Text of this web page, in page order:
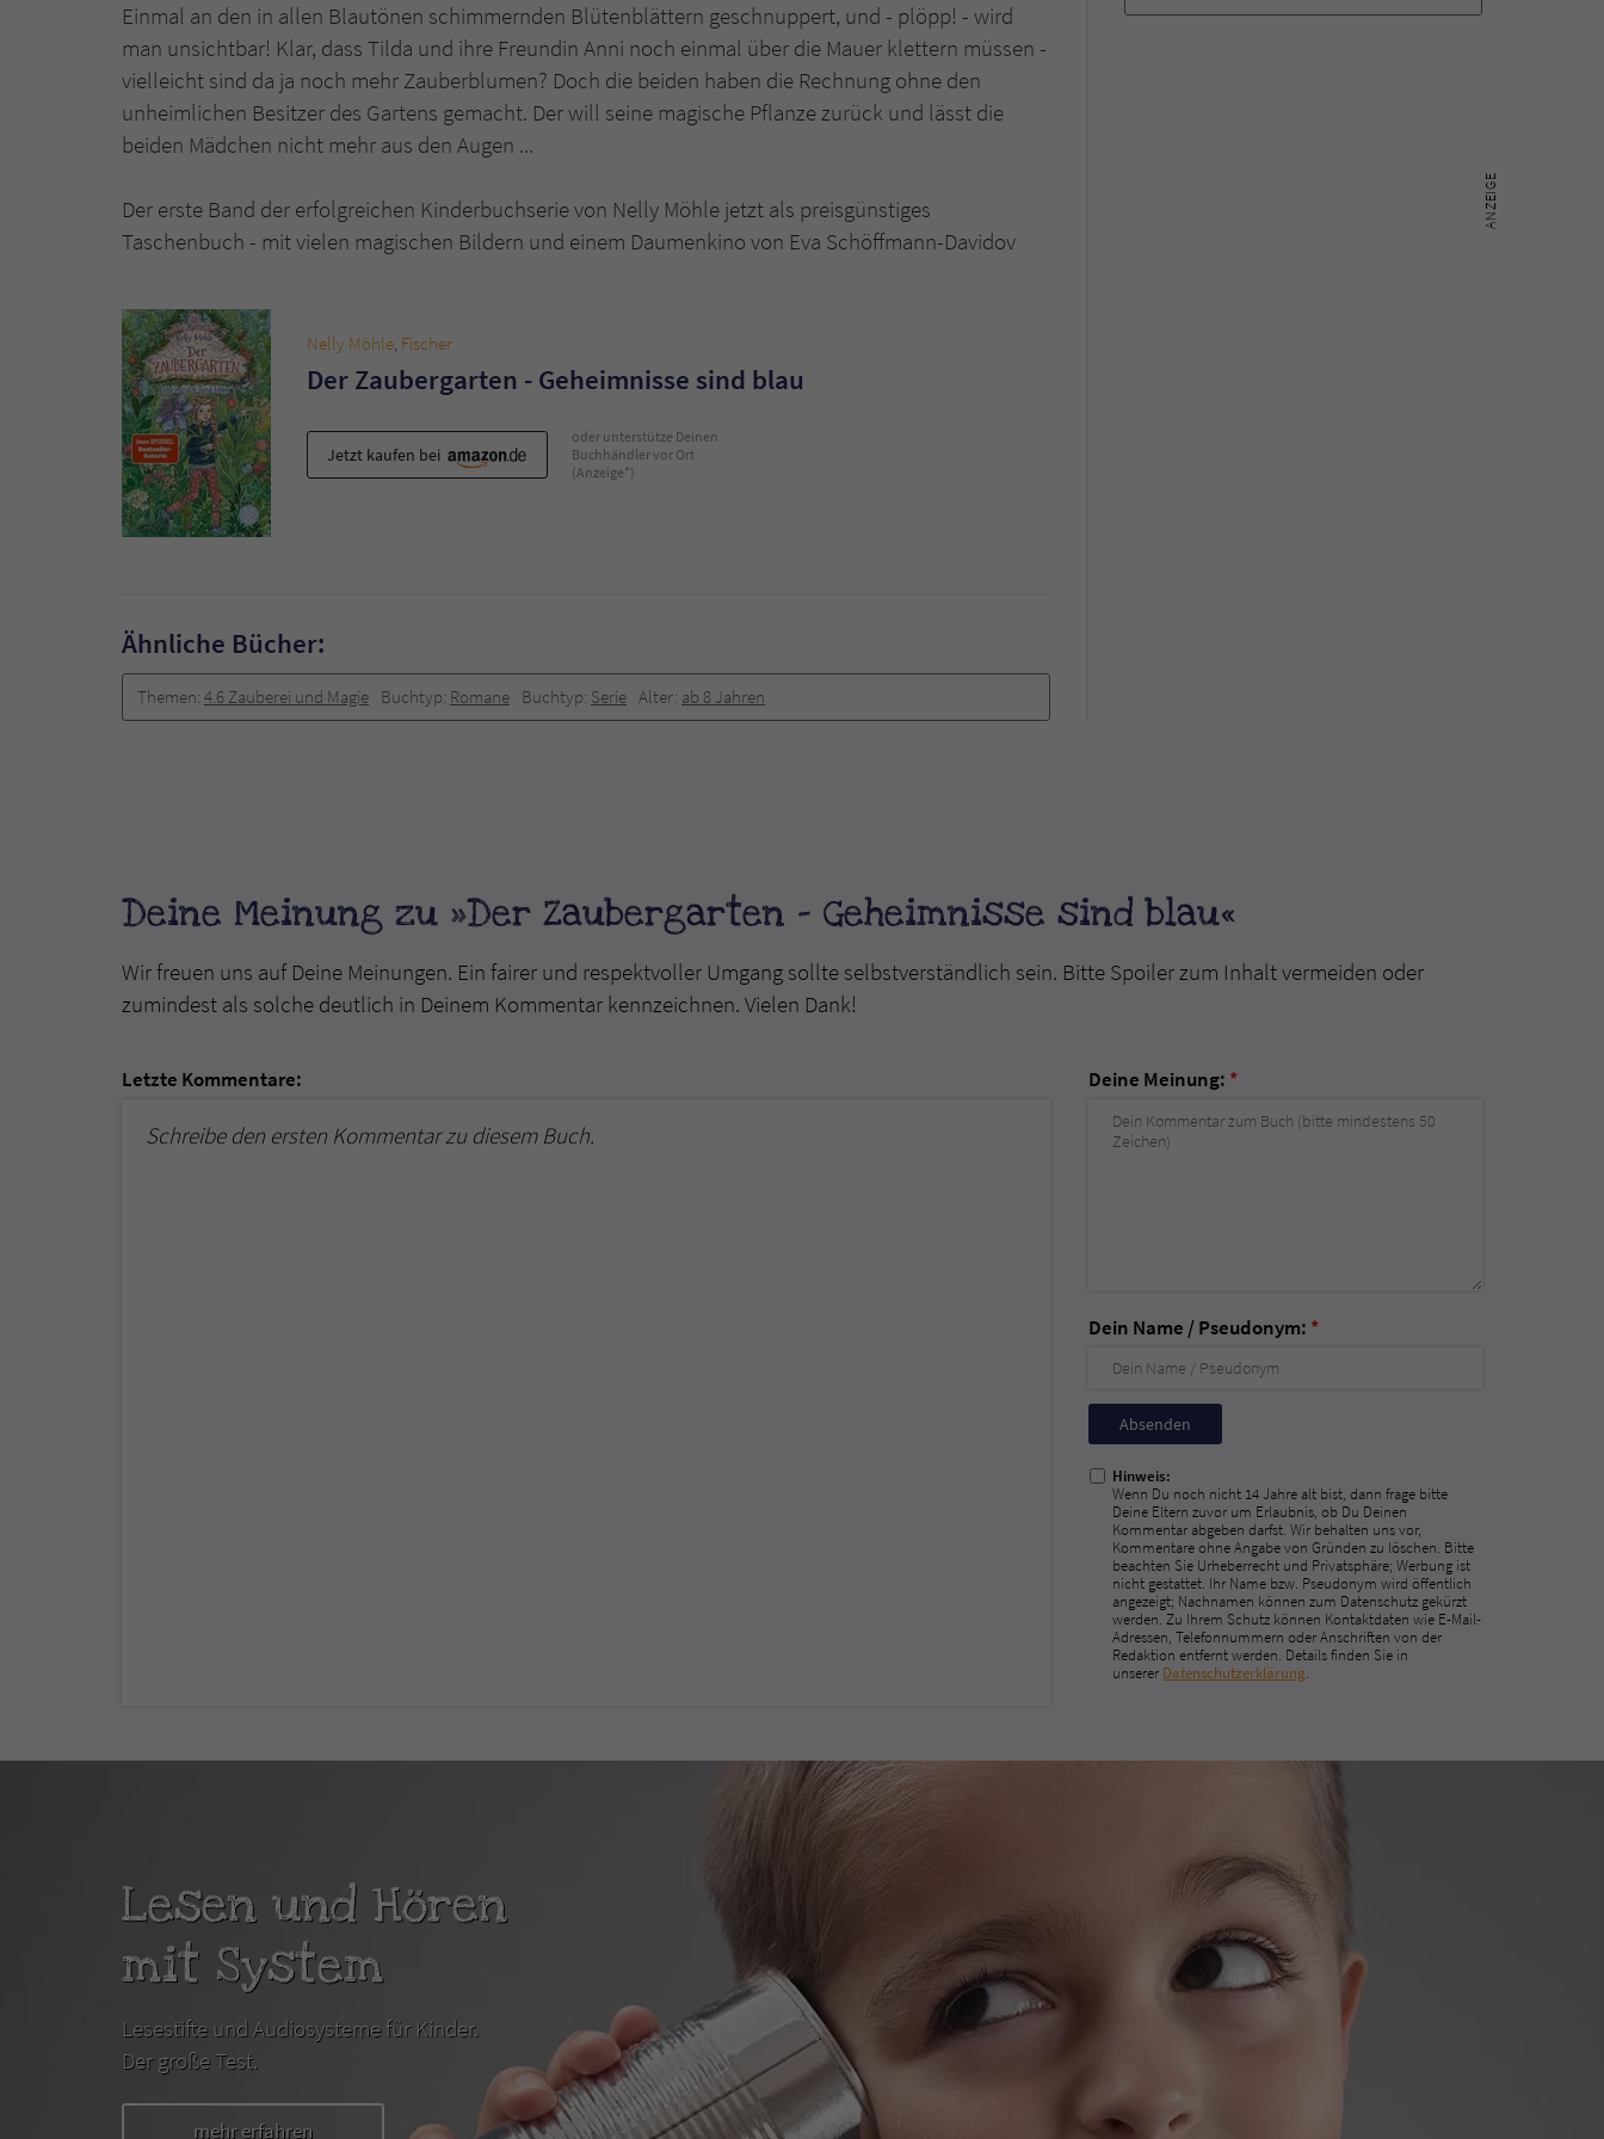
Einmal an den in allen Blautönen schimmernden Blütenblättern geschnuppert, und - plöpp! - wird
man unsichtbar! Klar, dass Tilda und ihre Freundin Anni noch einmal über die Mauer klettern müssen -
vielleicht sind da ja noch mehr Zauberblumen? Doch die beiden haben die Rechnung ohne den
unheimlichen Besitzer des Gartens gemacht. Der will seine magische Pflanze zurück und lässt die
beiden Mädchen nicht mehr aus den Augen ...
Der erste Band der erfolgreichen Kinderbuchserie von Nelly Möhle jetzt als preisgünstiges
Taschenbuch - mit vielen magischen Bildern und einem Daumenkino von Eva Schöffmann-Davidov
Nelly Möhle, Fischer
Der Zaubergarten - Geheimnisse sind blau
Jetzt kaufen bei
oder unterstütze Deinen
Buchhändler vor Ort
(Anzeige*)
Ähnliche Bücher:
Themen: 4.6 Zauberei und Magie Buchtyp: Romane Buchtyp: Serie Alter: ab 8 Jahren
Deine Meinung zu »Der Zaubergarten - Geheimnisse sind blau«
Wir freuen uns auf Deine Meinungen. Ein fairer und respektvoller Umgang sollte selbstverständlich sein. Bitte Spoiler zum Inhalt vermeiden oder
zumindest als solche deutlich in Deinem Kommentar kennzeichnen. Vielen Dank!
Letzte Kommentare:
Schreibe den ersten Kommentar zu diesem Buch.
Deine Meinung: *
Dein Name / Pseudonym: *
Nicht
ausfüllen!
Hinweis:
Wenn Du noch nicht 14 Jahre alt bist, dann frage bitte
Deine Eltern zuvor um Erlaubnis, ob Du Deinen
Kommentar abgeben darfst. Wir behalten uns vor,
Kommentare ohne Angabe von Gründen zu löschen. Bitte
beachten Sie Urheberrecht und Privatsphäre; Werbung ist
nicht gestattet. Ihr Name bzw. Pseudonym wird öffentlich
angezeigt; Nachnamen können zum Datenschutz gekürzt
werden. Zu Ihrem Schutz können Kontaktdaten wie E-Mail-
Adressen, Telefonnummern oder Anschriften von der
Redaktion entfernt werden. Details finden Sie in
unserer Datenschutzerklärung.
Lesen und Hören
mit System
Lesestifte und Audiosysteme für Kinder.
Der große Test.
mehr erfahren
Name tx_pwcomments_ahash
Anbieter Literatur-Couch Medien GmbH & Co. KG
Zweck Cookie für Kommentare einzelner Buchtitel
Dieses Cookie gewährleistet die Kommunikation der